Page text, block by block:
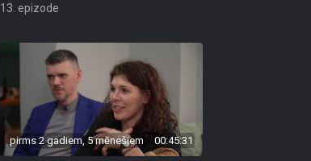
13. epizode
pirms 2 gadiem, 5 mēnešiem 00:45:31